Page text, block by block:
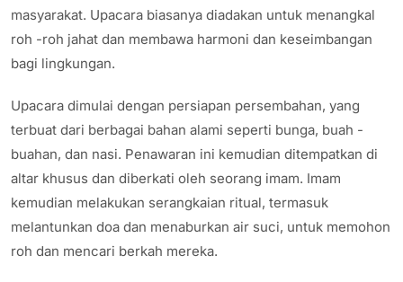
masyarakat. Upacara biasanya diadakan untuk menangkal
roh -roh jahat dan membawa harmoni dan keseimbangan
bagi lingkungan.
Upacara dimulai dengan persiapan persembahan, yang
terbuat dari berbagai bahan alami seperti bunga, buah -
buahan, dan nasi. Penawaran ini kemudian ditempatkan di
altar khusus dan diberkati oleh seorang imam. Imam
kemudian melakukan serangkaian ritual, termasuk
melantunkan doa dan menaburkan air suci, untuk memohon
roh dan mencari berkah mereka.